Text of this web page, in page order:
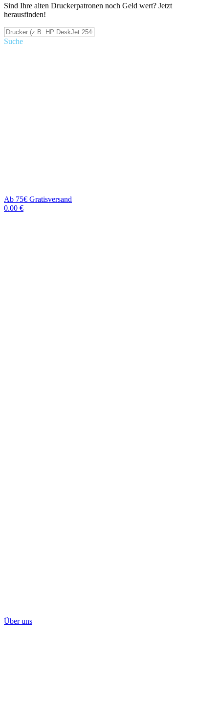
Sind Ihre alten Druckerpatronen noch Geld wert? Jetzt
herausfinden!
Suche
Ab 75€ Gratisversand
0.00 €
Über uns